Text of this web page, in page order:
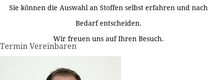
Sie können die Auswahl an Stoffen selbst erfahren und nach
Bedarf entscheiden.
Wir freuen uns auf Ihren Besuch.
Termin Vereinbaren